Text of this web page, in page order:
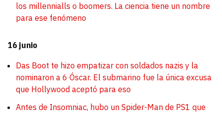
los millennialls o boomers. La ciencia tiene un nombre
para ese fenómeno
16 junio
Das Boot te hizo empatizar con soldados nazis y la
nominaron a 6 Óscar. El submarino fue la única excusa
que Hollywood aceptó para eso
Antes de Insomniac, hubo un Spider-Man de PS1 que